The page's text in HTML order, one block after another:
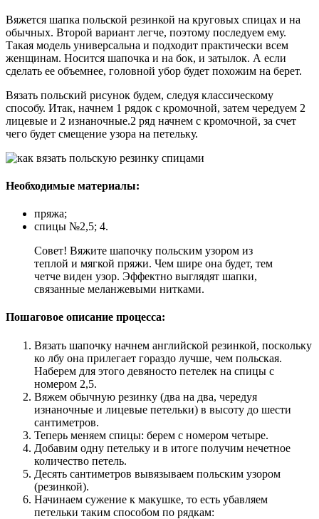
Вяжется шапка польской резинкой на круговых спицах и на
обычных. Второй вариант легче, поэтому последуем ему.
Такая модель универсальна и подходит практически всем
женщинам. Носится шапочка и на бок, и затылок. А если
сделать ее объемнее, головной убор будет похожим на берет.
Вязать польский рисунок будем, следуя классическому
способу. Итак, начнем 1 рядок с кромочной, затем чередуем 2
лицевые и 2 изнаночные.2 ряд начнем с кромочной, за счет
чего будет смещение узора на петельку.
Необходимые материалы:
пряжа;
спицы №2,5; 4.
Совет! Вяжите шапочку польским узором из
теплой и мягкой пряжи. Чем шире она будет, тем
четче виден узор. Эффектно выглядят шапки,
связанные меланжевыми нитками.
Пошаговое описание процесса:
Вязать шапочку начнем английской резинкой, поскольку
ко лбу она прилегает гораздо лучше, чем польская.
Наберем для этого девяносто петелек на спицы с
номером 2,5.
Вяжем обычную резинку (два на два, чередуя
изнаночные и лицевые петельки) в высоту до шести
сантиметров.
Теперь меняем спицы: берем с номером четыре.
Добавим одну петельку и в итоге получим нечетное
количество петель.
Десять сантиметров вывязываем польским узором
(резинкой).
Начинаем сужение к макушке, то есть убавляем
петельки таким способом по рядкам: